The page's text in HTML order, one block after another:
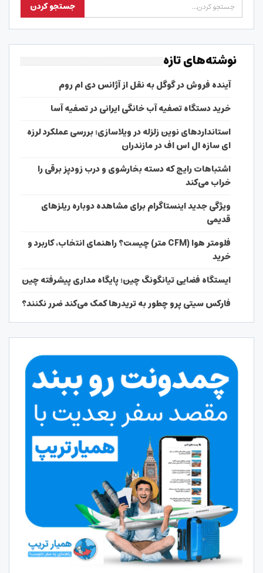
نوشته‌های تازه
آینده فروش در گوگل به نقل از آژانس دی ام روم
خرید دستگاه تصفیه آب خانگی ایرانی در تصفیه آسا
استانداردهای نوین زلزله در ویلاسازی؛ بررسی عملکرد لرزه
ای سازه ال اس اف در مازندران
اشتباهات رایج که دسته بخارشوی و درب زودپز برقی را
خراب می‌کند
ویژگی جدید اینستاگرام برای مشاهده دوباره ریلزهای
قدیمی
فلومتر هوا (CFM متر) چیست؟ راهنمای انتخاب، کاربرد و
خرید
ایستگاه فضایی تیانگونگ چین؛ پایگاه مداری پیشرفته چین
فارکس سیتی پرو چطور به تریدرها کمک می‌کند ضرر نکنند؟